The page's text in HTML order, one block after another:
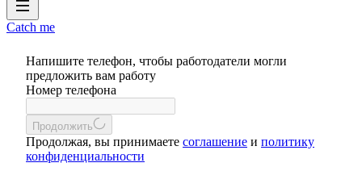
Catch me
Напишите телефон, чтобы работодатели могли
предложить вам работу
Номер телефона
Продолжить
Продолжая, вы принимаете соглашение и политику
конфиденциальности